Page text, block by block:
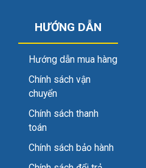
HƯỚNG DẪN
Hướng dẫn mua hàng
Chính sách vận
chuyển
Chính sách thanh
toán
Chính sách bảo hành